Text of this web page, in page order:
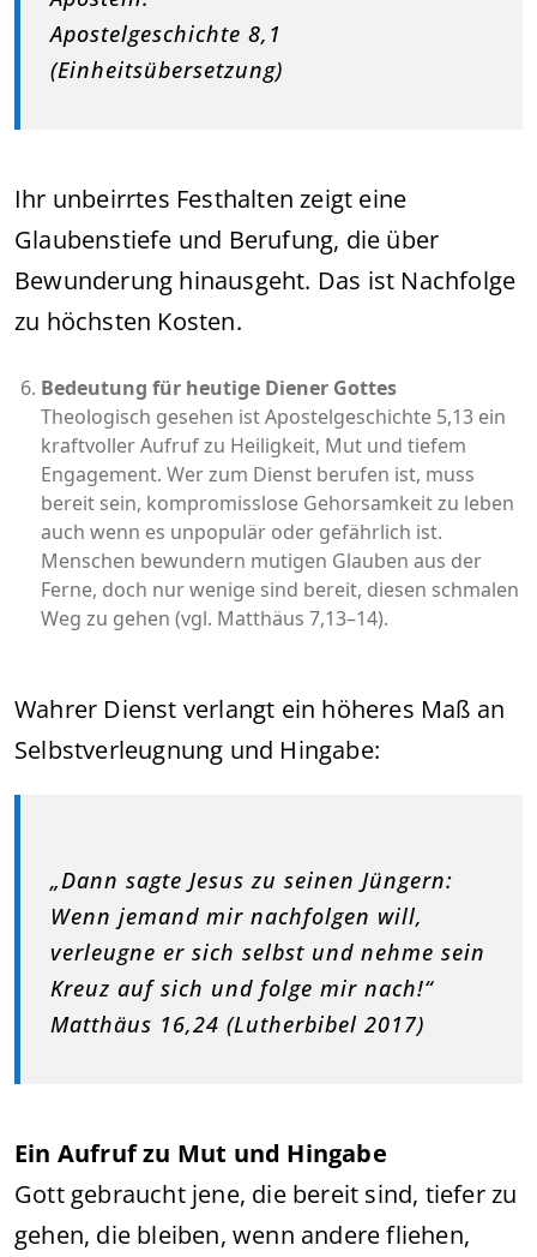
Apostelgeschichte 8,1
(Einheitsübersetzung)
Ihr unbeirrtes Festhalten zeigt eine
Glaubenstiefe und Berufung, die über
Bewunderung hinausgeht. Das ist Nachfolge
zu höchsten Kosten.
Bedeutung für heutige Diener Gottes
Theologisch gesehen ist Apostelgeschichte 5,13 ein
kraftvoller Aufruf zu Heiligkeit, Mut und tiefem
Engagement. Wer zum Dienst berufen ist, muss
bereit sein, kompromisslose Gehorsamkeit zu leben
auch wenn es unpopulär oder gefährlich ist.
Menschen bewundern mutigen Glauben aus der
Ferne, doch nur wenige sind bereit, diesen schmalen
Weg zu gehen (vgl. Matthäus 7,13–14).
Wahrer Dienst verlangt ein höheres Maß an
Selbstverleugnung und Hingabe:
„Dann sagte Jesus zu seinen Jüngern:
Wenn jemand mir nachfolgen will,
verleugne er sich selbst und nehme sein
Kreuz auf sich und folge mir nach!“
Matthäus 16,24 (Lutherbibel 2017)
Ein Aufruf zu Mut und Hingabe
Gott gebraucht jene, die bereit sind, tiefer zu
gehen, die bleiben, wenn andere fliehen,